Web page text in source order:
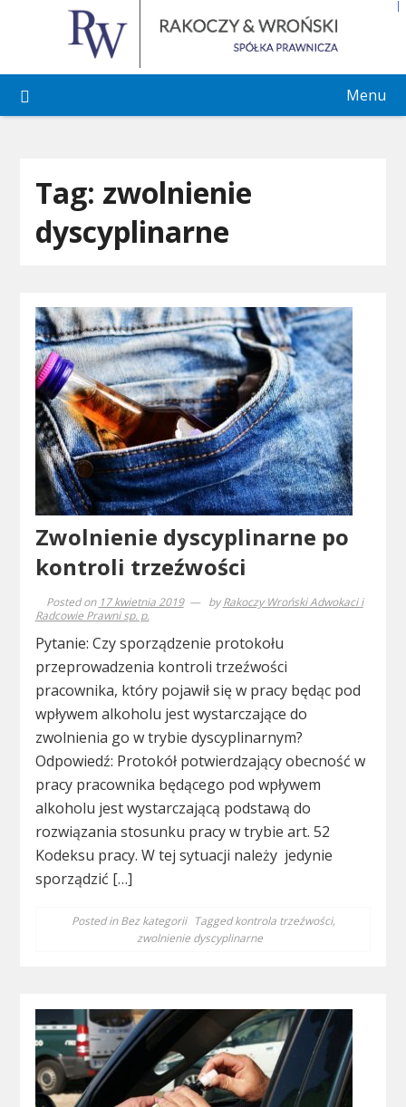
Menu
Tag: zwolnienie
dyscyplinarne
Zwolnienie dyscyplinarne po
kontroli trzeźwości
Posted on 17 kwietnia 2019 byRakoczy Wroński Adwokaci i
Radcowie Prawni sp. p.
Pytanie: Czy sporządzenie protokołu
przeprowadzenia kontroli trzeźwości
pracownika, który pojawił się w pracy będąc pod
wpływem alkoholu jest wystarczające do
zwolnienia go w trybie dyscyplinarnym?
Odpowiedź: Protokół potwierdzający obecność w
pracy pracownika będącego pod wpływem
alkoholu jest wystarczającą podstawą do
rozwiązania stosunku pracy w trybie art. 52
Kodeksu pracy. W tej sytuacji należy jedynie
sporządzić […]
Posted inBez kategorii Taggedkontrola trzeźwości,
zwolnienie dyscyplinarne